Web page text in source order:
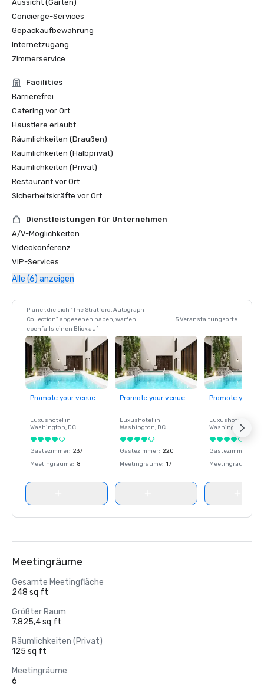
Aussicht (Garten)
Concierge-Services
Gepäckaufbewahrung
Internetzugang
Zimmerservice
Facilities
Barrierefrei
Catering vor Ort
Haustiere erlaubt
Räumlichkeiten (Draußen)
Räumlichkeiten (Halbprivat)
Räumlichkeiten (Privat)
Restaurant vor Ort
Sicherheitskräfte vor Ort
Dienstleistungen für Unternehmen
A/V-Möglichkeiten
Videokonferenz
VIP-Services
Alle (6) anzeigen
Planer, die sich "The Stratford, Autograph
Collection" angesehen haben, warfen
ebenfalls einen Blick auf
5 Veranstaltungsorte
Promote your venue
Luxushotel in
Washington, DC
Gästezimmer: 237
Meetingräume: 8
Promote your venue
Luxushotel in
Washington, DC
Gästezimmer: 220
Meetingräume: 17
Promote your
Luxushotel in
Washington
Gästezimmer
Meetingräume
Meetingräume
Gesamte Meetingfläche
248 sq ft
Größter Raum
7.825,4 sq ft
Räumlichkeiten (Privat)
125 sq ft
Meetingräume
6